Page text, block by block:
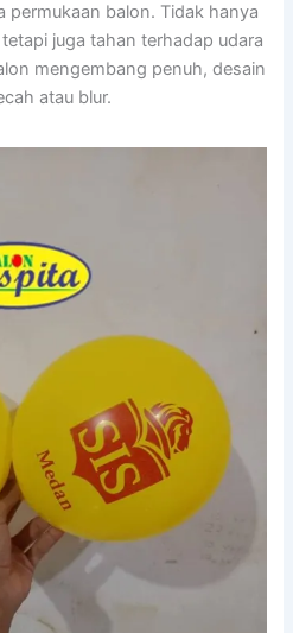
permukaan balon. Tidak hanya
juga tahan terhadap udara
mengembang penuh, desain
atau blur.